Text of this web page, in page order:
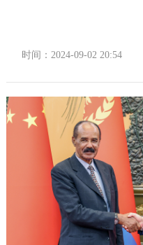
时间：2024-09-02 20:54